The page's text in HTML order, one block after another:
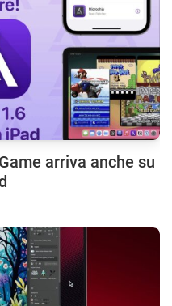
arriva anche su